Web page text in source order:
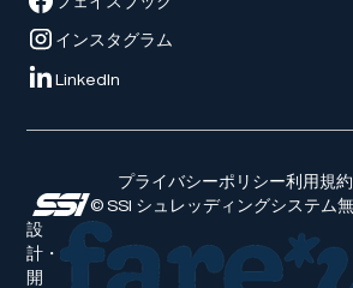
インスタグラム
LinkedIn
© SSI シュレッディングシステム
プライバシーポリシー利用規約
設
計・
開